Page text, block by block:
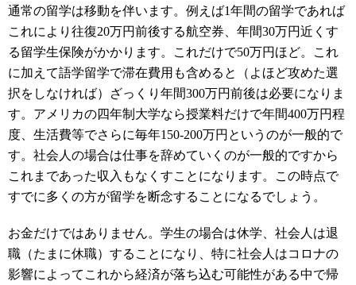
通常の留学は移動を伴います。例えば1年間の留学であれば
これにより往復20万円前後する航空券、年間30万円近くす
る留学生保険がかかります。これだけで50万円ほど。これ
に加えて語学留学で滞在費用も含めると（よほど攻めた選
択をしなければ）ざっくり年間300万円前後は必要になりま
す。アメリカの四年制大学なら授業料だけで年間400万円程
度、生活費等でさらに毎年150-200万円というのが一般的で
す。社会人の場合は仕事を辞めていくのが一般的ですから
これまであった収入もなくすことになります。この時点で
すでに多くの方が留学を断念することになるでしょう。
お金だけではありません。学生の場合は休学、社会人は退
職（たまに休職）することになり、特に社会人はコロナの
影響によってこれから経済が落ち込む可能性がある中で帰